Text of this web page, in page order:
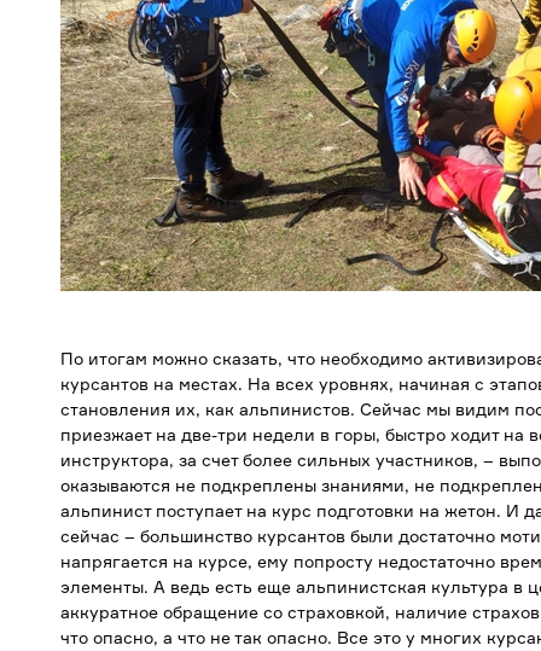
По итогам можно сказать, что необходимо
курсантов на местах. На всех уровнях, начиная с
становления их, как альпинистов. Сейчас мы видим
приезжает на две-три недели в горы, быстро ходит на
инструктора, за счет более сильных участников, –
оказываются не подкреплены знаниями, не
альпинист поступает на курс подготовки на жетон. И
сейчас – большинство курсантов были достаточно
напрягается на курсе, ему попросту недостаточно
элементы. А ведь есть еще альпинистская культура в
аккуратное обращение со страховкой, наличие
что опасно, а что не так опасно. Все это у многих